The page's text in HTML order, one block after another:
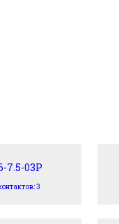
7.5-03P
3